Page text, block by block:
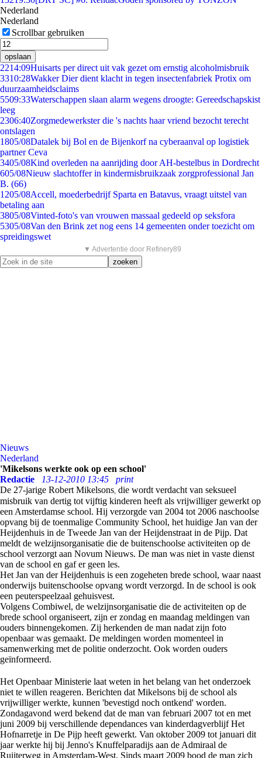
Nederland
Nederland
Scrollbar gebruiken
opslaan
2214:09Huisarts per direct uit vak gezet om ernstig alcoholmisbruik
3310:28Wakker Dier dient klacht in tegen insectenfabriek Protix om
duurzaamheidsclaims
5509:33Waterschappen slaan alarm wegens droogte: Gereedschapskist
leeg
2306:40Zorgmedewerkster die 's nachts haar vriend bezocht terecht
ontslagen
1805/08Datalek bij Bol en de Bijenkorf na cyberaanval op logistiek
partner Ceva
3405/08Kind overleden na aanrijding door AH-bestelbus in Dordrecht
605/08Nieuw slachtoffer in kindermisbruikzaak zorgprofessional Jan
B. (66)
1205/08Accell, moederbedrijf Sparta en Batavus, vraagt uitstel van
betaling aan
3805/08Vinted-foto's van vrouwen massaal gedeeld op seksfora
5305/08Van den Brink zet nog eens 14 gemeenten onder toezicht om
spreidingswet
▼ Advertentie door Refinery89
Nieuws
Nederland
'Mikelsons werkte ook op een school'
Redactie
13-12-2010 13:45
print
De 27-jarige Robert Mikelsons, die wordt verdacht van seksueel
misbruik van dertig tot vijftig kinderen heeft als vrijwilliger gewerkt op
een Amsterdamse school. Hij verzorgde van 2004 tot 2006 naschoolse
opvang bij de toenmalige Community School, het huidige Jan van der
Heijdenhuis in de Tweede Jan van der Heijdenstraat in de Pijp. Dat
meldt de welzijnsorganisatie die de buitenschoolse activiteiten op de
school verzorgt aan Novum Nieuws. De man was niet in vaste dienst
van de school en gaf er geen les.
Het Jan van der Heijdenhuis is een zogeheten brede school, waar naast
onderwijs buitenschoolse opvang wordt verzorgd. In de school is ook
een peuterspeelzaal gehuisvest.
Volgens Combiwel, de welzijnsorganisatie die de activiteiten op de
brede school organiseert, zijn er zondag en maandag meldingen van
ouders binnengekomen. Zij herkenden de man nadat zijn foto
openbaar was gemaakt. De meldingen worden momenteel in
samenwerking met de politie onderzocht. Ook worden ouders
geïnformeerd.
Het Openbaar Ministerie laat weten in het belang van het onderzoek
niet te willen reageren. Berichten dat Mikelsons bij de school als
vrijwilliger werkte, kunnen 'bevestigd noch ontkend' worden.
Zondagavond werd bekend dat de man van februari 2007 tot en met
juni 2009 bij verschillende dependances van kinderdagverblijf Het
Hofnarretje in De Pijp heeft gewerkt. Van oktober 2009 tot januari dit
jaar werkte hij bij Jenno's Knuffelparadijs aan de Admiraal de
Ruijterweg in Amsterdam-West. Sinds maart 2009 bood de man zich